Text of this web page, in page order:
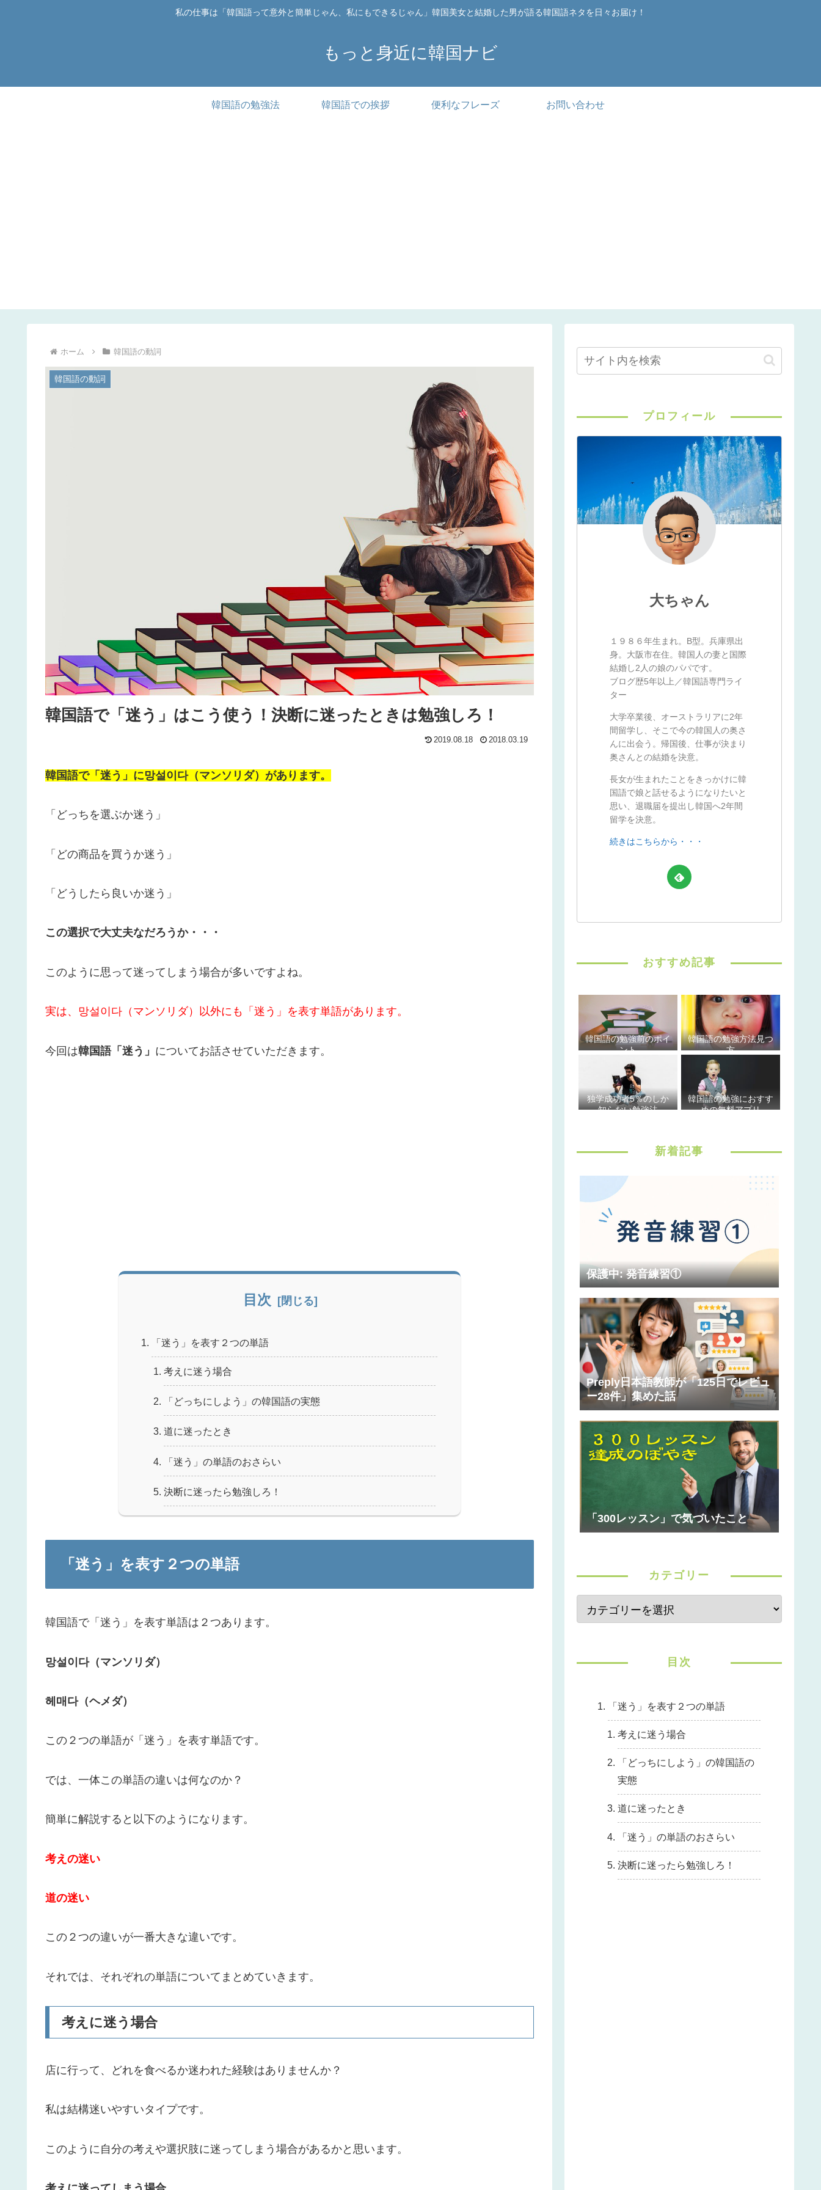
私の仕事は「韓国語って意外と簡単じゃん、私にもできるじゃん」韓国美女と結婚した男が語る韓国語ネタを日々お届け！
もっと身近に韓国ナビ
韓国語の勉強法 韓国語での挨拶 便利なフレーズ お問い合わせ
ホーム 韓国語の動詞
韓国語で「迷う」はこう使う！決断に迷ったときは勉強しろ！
韓国語の動詞
2019.08.18 2018.03.19
韓国語で「迷う」に망설이다（マンソリダ）があります。
「どっちを選ぶか迷う」
「どの商品を買うか迷う」
「どうしたら良いか迷う」
この選択で大丈夫なだろうか・・・
このように思って迷ってしまう場合が多いですよね。
実は、망설이다（マンソリダ）以外にも「迷う」を表す単語があります。
今回は韓国語「迷う」 についてお話させていただきます。
目次
「迷う」を表す２つの単語
考えに迷う場合
「どっちにしよう」の韓国語の実態
道に迷ったとき
「迷う」の単語のおさらい
決断に迷ったら勉強しろ！
「迷う」を表す２つの単語
韓国語で「迷う」を表す単語は２つあります。
망설이다（マンソリダ）
헤매다（ヘメダ）
この２つの単語が「迷う」を表す単語です。
では、一体この単語の違いは何なのか？
簡単に解説すると以下のようになります。
考えの迷い
道の迷い
この２つの違いが一番大きな違いです。
それでは、それぞれの単語についてまとめていきます。
考えに迷う場合
店に行って、どれを食べるか迷われた経験はありませんか？
私は結構迷いやすいタイプです。
このように自分の考えや選択肢に迷ってしまう場合があるかと思います。
プロフィール
大ちゃん
１９８６年生まれ。B型。兵庫県出
身。大阪市在住。韓国人の妻と国際
結婚し2人の娘のパパです。
ブログ歴5年以上／韓国語専門ライ
ター
大学卒業後、オーストラリアに2年
間留学し、そこで今の韓国人の奥さ
んに出会う。帰国後、仕事が決まり
奥さんとの結婚を決意。
長女が生まれたことをきっかけに韓
国語で娘と話せるようになりたいと
思い、退職届を提出し韓国へ2年間
留学を決意。
続きはこちらから・・・
おすすめ記事
韓国語の勉強前のポイ
ント
韓国語の勉強方法見つ
方
独学成功者5％のしか
知らない勉強法
韓国語の勉強におすす
めの無料アプリ
新着記事
保護中: 発音練習①
Preply日本語教師が「125日でレビュ
ー28件」集めた話
「300レッスン」で気づいたこと
カテゴリー
目次
「迷う」を表す２つの単語
考えに迷う場合
「どっちにしよう」の韓国語の
実態
道に迷ったとき
「迷う」の単語のおさらい
決断に迷ったら勉強しろ！